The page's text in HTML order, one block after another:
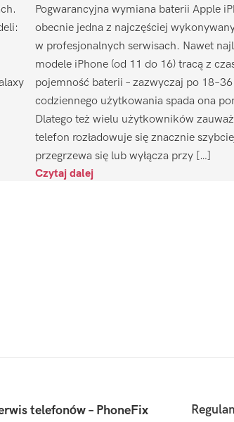
Pogwarancyjna wymiana baterii Apple
obecnie jedna z najczęściej
w profesjonalnych serwisach. Nawet
modele iPhone (od 11 do 16) tracą z
pojemność baterii – zazwyczaj po
codziennego użytkowania spada ona
Dlatego też wielu użytkowników
telefon rozładowuje się znacznie
przegrzewa się lub wyłącza przy […]
Czytaj dalej
telefonów – PhoneFix